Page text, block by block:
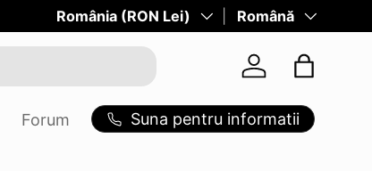
Tara/Regiune
România (RON Lei) LimbaRomână
Log in
Forum Suna pentru informatii